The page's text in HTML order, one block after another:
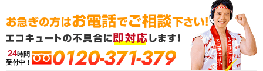
24時間
受付中！
0120-371-379